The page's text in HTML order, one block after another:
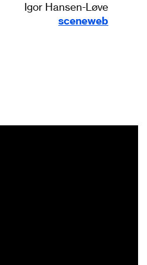
Igor Hansen-Løve
sceneweb